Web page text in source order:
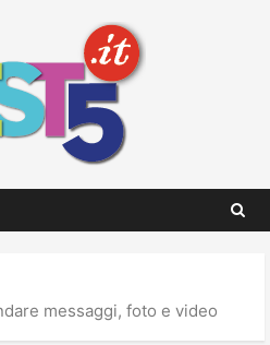
messaggi, foto e video